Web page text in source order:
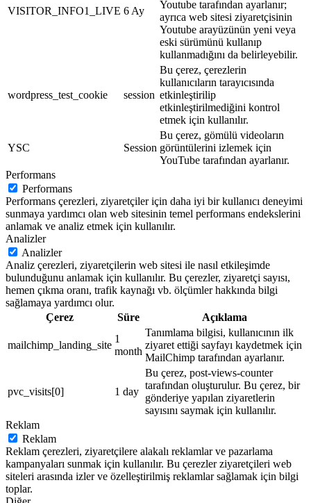
VISITOR_INFO1_LIVE 6 Ay
Youtube tarafından ayarlanır;
ayrıca web sitesi ziyaretçisinin
Youtube arayüzünün yeni veya
eski sürümünü kullanıp
kullanmadığını da belirleyebilir.
wordpress_test_cookie session
Bu çerez, çerezlerin
kullanıcıların tarayıcısında
etkinleştirilip
etkinleştirilmediğini kontrol
etmek için kullanılır.
YSC Session
Bu çerez, gömülü videoların
görüntülerini izlemek için
YouTube tarafından ayarlanır.
Performans
Performans
Performans çerezleri, ziyaretçiler için daha iyi bir kullanıcı deneyimi
sunmaya yardımcı olan web sitesinin temel performans endekslerini
anlamak ve analiz etmek için kullanılır.
Analizler
Analizler
Analiz çerezleri, ziyaretçilerin web sitesi ile nasıl etkileşimde
bulunduğunu anlamak için kullanılır. Bu çerezler, ziyaretçi sayısı,
hemen çıkma oranı, trafik kaynağı vb. ölçümler hakkında bilgi
sağlamaya yardımcı olur.
Çerez
Süre Açıklama
mailchimp_landing_site
1
month
Tanımlama bilgisi, kullanıcının ilk
ziyaret ettiği sayfayı kaydetmek için
MailChimp tarafından ayarlanır.
pvc_visits[0] 1 day
Bu çerez, post-views-counter
tarafından oluşturulur. Bu çerez, bir
gönderiye yapılan ziyaretlerin
sayısını saymak için kullanılır.
Reklam
Reklam
Reklam çerezleri, ziyaretçilere alakalı reklamlar ve pazarlama
kampanyaları sunmak için kullanılır. Bu çerezler ziyaretçileri web
siteleri arasında izler ve özelleştirilmiş reklamlar sağlamak için bilgi
toplar.